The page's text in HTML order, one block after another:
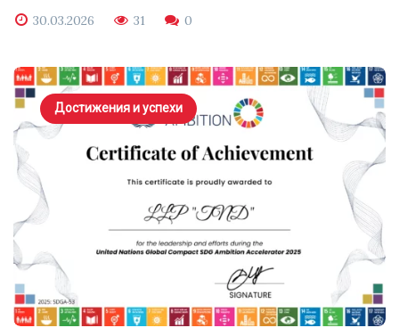
30.03.2026 31 0
Достижения и успехи